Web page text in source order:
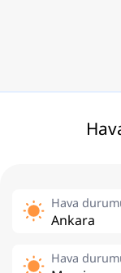
Hava
Ankara
Hava